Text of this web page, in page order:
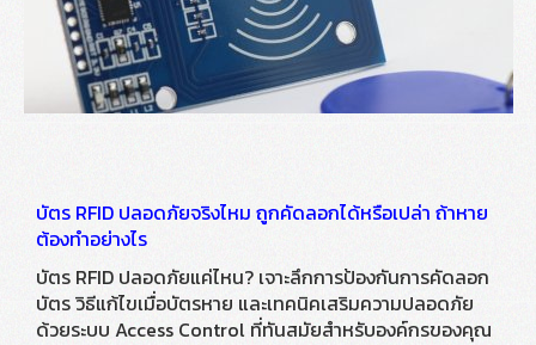
บัตร RFID ปลอดภัยจริงไหม ถูกคัดลอกได้หรือเปล่า ถ้าหาย
ต้องทำอย่างไร
บัตร RFID ปลอดภัยแค่ไหน? เจาะลึกการป้องกันการคัดลอก
บัตร วิธีแก้ไขเมื่อบัตรหาย และเทคนิคเสริมความปลอดภัย
ด้วยระบบ Access Control ที่ทันสมัยสำหรับองค์กรของคุณ